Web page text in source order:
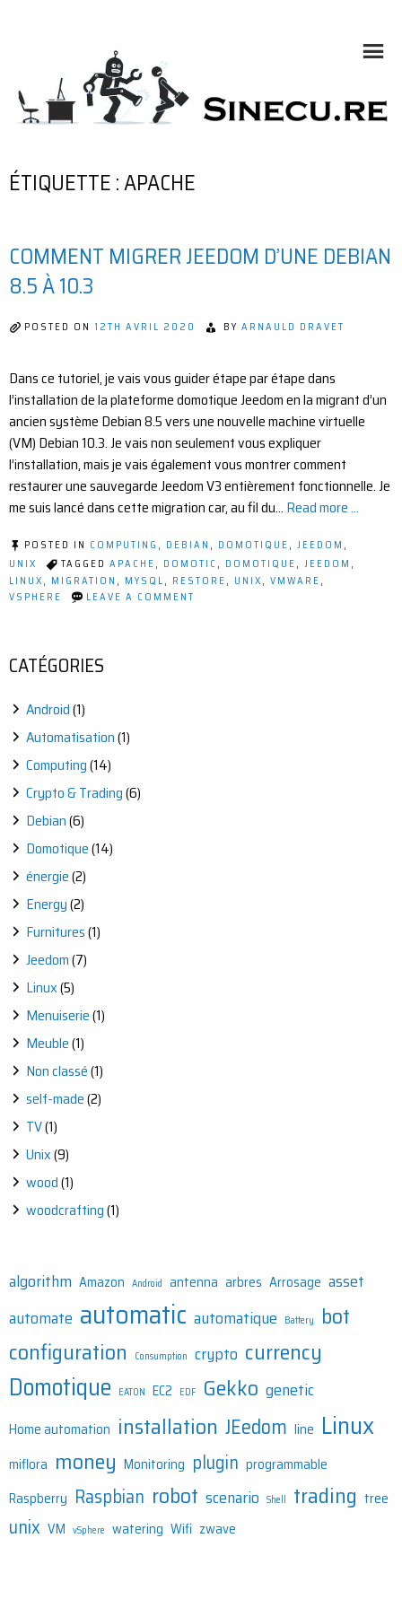
SINECU.RE
HANDCRAFTING
ÉTIQUETTE :APACHE
COMMENT MIGRER JEEDOM D’UNE DEBIAN
8.5 À 10.3
POSTED ON 12TH AVRIL 2020 BY ARNAULD DRAVET
Dans ce tutoriel, je vais vous guider étape par étape dans
l’installation de la plateforme domotique Jeedom en la migrant d’un
ancien système Debian 8.5 vers une nouvelle machine virtuelle
(VM) Debian 10.3. Je vais non seulement vous expliquer
l’installation, mais je vais également vous montrer comment
restaurer une sauvegarde Jeedom V3 entièrement fonctionnelle. Je
me suis lancé dans cette migration car, au fil du… Read more ...
POSTED IN COMPUTING , DEBIAN , DOMOTIQUE, JEEDOM ,
UNIX
TAGGED APACHE, DOMOTIC, DOMOTIQUE, JEEDOM ,
LINUX, MIGRATION , MYSQL, RESTORE, UNIX, VMWARE,
VSPHERE
LEAVE A COMMENT
CATÉGORIES
Android(1)
Automatisation(1)
Computing(14)
Crypto & Trading(6)
Debian(6)
Domotique(14)
énergie(2)
Energy(2)
Furnitures(1)
Jeedom(7)
Linux(5)
Menuiserie(1)
Meuble(1)
Non classé(1)
self-made(2)
TV(1)
Unix(9)
wood(1)
woodcrafting(1)
algorithm Amazon Android antenna arbres Arrosage asset
automate automatic automatique Battery
bot
configuration
Consumption crypto currency
Domotique EATON EC2 EDF Gekko genetic
Home automation installation JEedom line Linux
miflora money Monitoring plugin programmable
Raspberry Raspbian robot scenario Shell trading tree
unix VM vSphere watering Wifi zwave